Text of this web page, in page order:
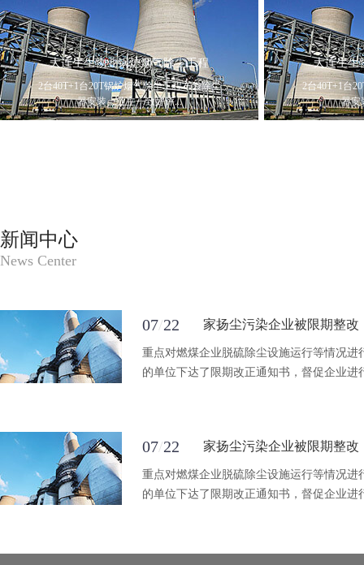
大连生生物业锅炉烟气除尘工程
2台40T+1台20T锅炉烟气除尘工程布袋除尘
器安装，业主一致好评...
大连生生
2台40T+1台
器安
新闻中心
News Center
07/22 家扬尘污染企业被限期整改
重点对燃煤企业脱硫除尘设施运行等情况进
的单位下达了限期改正通知书，督促企业进
07/22 家扬尘污染企业被限期整改
重点对燃煤企业脱硫除尘设施运行等情况进
的单位下达了限期改正通知书，督促企业进